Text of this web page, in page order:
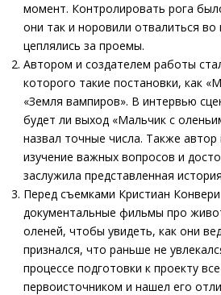
момент. Контролировать рога
они так и норовили отвалиться во
цеплялись за проемы.
Автором и создателем работы
которого такие постановки, как
«Земля вампиров». В интервью
будет ли выход «Мальчик с
назвал точные числа. Также
изучение важных вопросов и
заслужила представленная
Перед съемками Кристиан Конвери
документальные фильмы про
оленей, чтобы увидеть, как они
признался, что раньше не
процессе подготовки к проекту
первоисточником и нашел его